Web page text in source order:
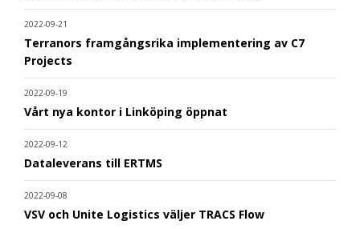
2022-09-21
Terranors framgångsrika implementering av C7
Projects
2022-09-19
Vårt nya kontor i Linköping öppnat
2022-09-12
Dataleverans till ERTMS
2022-09-08
VSV och Unite Logistics väljer TRACS Flow